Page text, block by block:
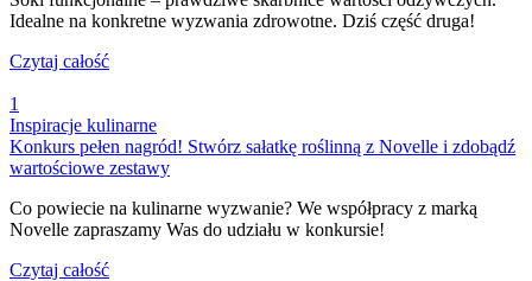
Idealne na konkretne wyzwania zdrowotne. Dziś część druga!
Czytaj całość
1
Inspiracje kulinarne
Konkurs pełen nagród! Stwórz sałatkę roślinną z Novelle i zdobądź
wartościowe zestawy
Co powiecie na kulinarne wyzwanie? We współpracy z marką
Novelle zapraszamy Was do udziału w konkursie!
Czytaj całość